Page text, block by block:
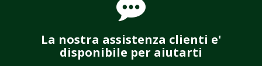
La nostra assistenza clienti e'
disponibile per aiutarti